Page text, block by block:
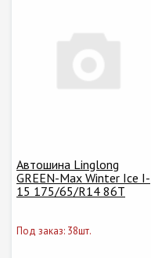
Автошина Linglong
GREEN-Max Winter Ice I-
15 175/65/R14 86T
Под заказ: 38шт.